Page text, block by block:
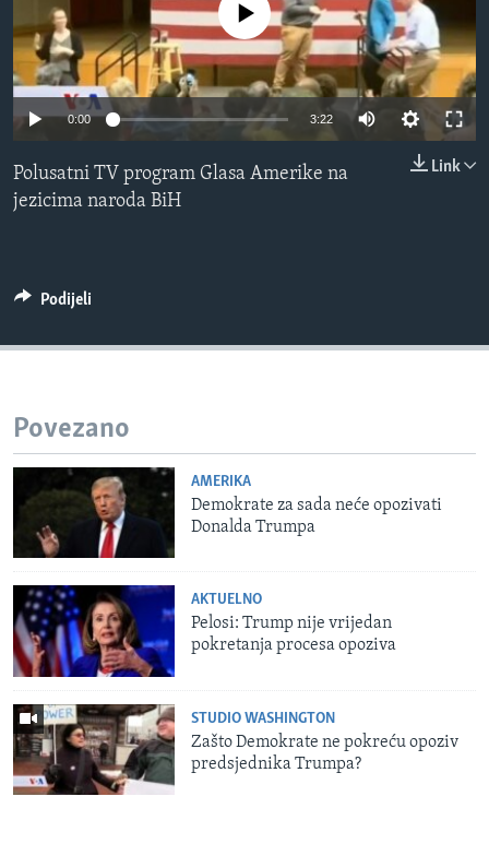
MAGAZIN
O GLASU AMERIKE
Learning English
PRATITE NAS
No media source currently available
0:00 3:22
Link
Polusatni TV program Glasa Amerike na
jezicima naroda BiH
Podijeli
Povezano
AMERIKA
Demokrate za sada neće opozivati
Donalda Trumpa
AKTUELNO
Pelosi: Trump nije vrijedan
pokretanja procesa opoziva
STUDIO WASHINGTON
Zašto Demokrate ne pokreću opoziv
predsjednika Trumpa?